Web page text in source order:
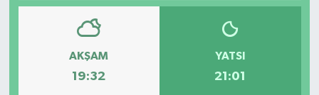
AKŞAM
19:32
YATSI
21:01